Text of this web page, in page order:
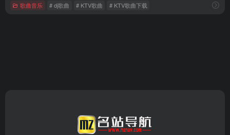
歌曲音乐 # dj歌曲 # KTV歌曲 # KTV歌曲下载